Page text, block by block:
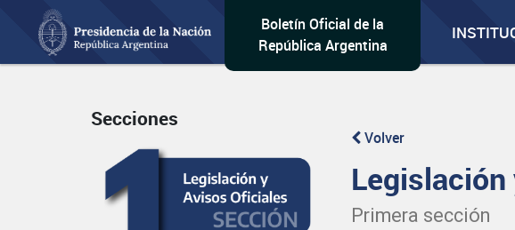
Boletín Oficial de la
República Argentina
Secciones
Volver
Primera sección